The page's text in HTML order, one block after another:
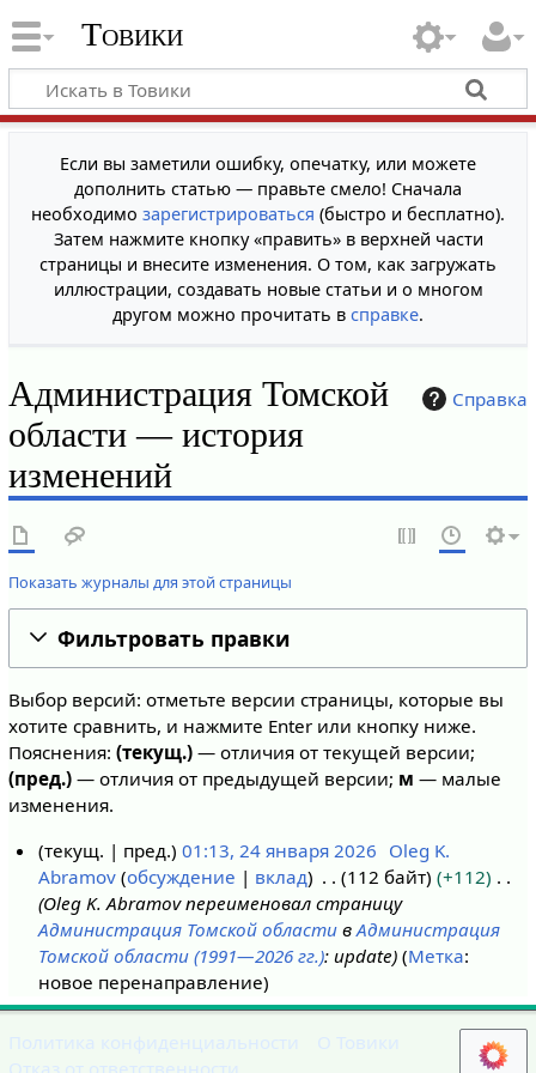
Товики
Если вы заметили ошибку, опечатку, или можете
дополнить статью — правьте смело! Сначала
необходимо зарегистрироваться (быстро и бесплатно).
Затем нажмите кнопку «править» в верхней части
страницы и внесите изменения. О том, как загружать
иллюстрации, создавать новые статьи и о многом
другом можно прочитать в справке.
Справка
Администрация Томской
области — история
изменений
Показать журналы для этой страницы
Фильтровать правки
Выбор версий: отметьте версии страницы, которые вы
хотите сравнить, и нажмите Enter или кнопку ниже.
Пояснения: (текущ.)— отличия от текущей версии;
(пред.)— отличия от предыдущей версии; м — малые
изменения.
а
текущ. пред. 01:13, 24 января 2026 Oleg K.
Abramov обсуждение вклад 112 байт
+112
Oleg K. Abramov переименовал страницу
Администрация Томской области вАдминистрация
Томской области (1991—2026 гг.): update Метка:
новое перенаправление